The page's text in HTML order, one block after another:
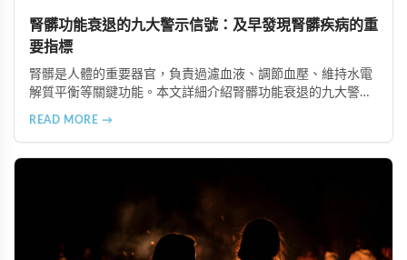
腎髒功能衰退的九大警示信號：及早發現腎髒疾病的重
要指標
腎髒是人體的重要器官，負責過濾血液、調節血壓、維持水電
解質平衡等關鍵功能。本文詳細介紹腎髒功能衰退的九大警示
便困難以及頭暈伴隨耳鳴等症狀，幫助您及早發現腎髒疾病的
READ MORE →